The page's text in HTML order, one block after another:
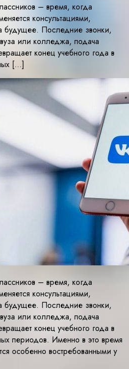
– время, когда
консультациями,
будущее. Последние звонки,
или колледжа, подача
конец учебного года в
[…]
– время, когда
консультациями,
будущее. Последние звонки,
или колледжа, подача
конец учебного года в
периодов. Именно в это время
особенно востребованными у